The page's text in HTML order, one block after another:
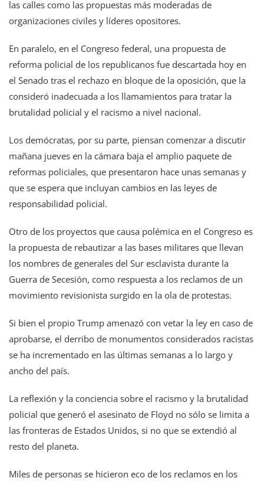
las calles como las propuestas más moderadas de
organizaciones civiles y líderes opositores.
En paralelo, en el Congreso federal, una propuesta de
reforma policial de los republicanos fue descartada hoy en
el Senado tras el rechazo en bloque de la oposición, que la
consideró inadecuada a los llamamientos para tratar la
brutalidad policial y el racismo a nivel nacional.
Los demócratas, por su parte, piensan comenzar a discutir
mañana jueves en la cámara baja el amplio paquete de
reformas policiales, que presentaron hace unas semanas y
que se espera que incluyan cambios en las leyes de
responsabilidad policial.
Otro de los proyectos que causa polémica en el Congreso es
la propuesta de rebautizar a las bases militares que llevan
los nombres de generales del Sur esclavista durante la
Guerra de Secesión, como respuesta a los reclamos de un
movimiento revisionista surgido en la ola de protestas.
Si bien el propio Trump amenazó con vetar la ley en caso de
aprobarse, el derribo de monumentos considerados racistas
se ha incrementado en las últimas semanas a lo largo y
ancho del país.
La reflexión y la conciencia sobre el racismo y la brutalidad
policial que generó el asesinato de Floyd no sólo se limita a
las fronteras de Estados Unidos, si no que se extendió al
resto del planeta.
Miles de personas se hicieron eco de los reclamos en los